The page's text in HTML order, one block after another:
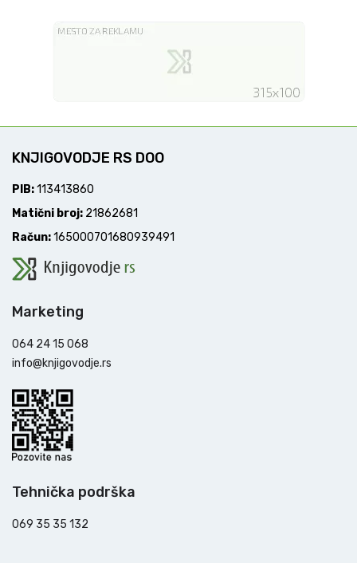
KNJIGOVODJE RS DOO
PIB:113413860
Matični broj: 21862681
Račun:165000701680939491
Marketing
064 24 15 068
info@knjigovodje.rs
Tehnička podrška
069 35 35 132